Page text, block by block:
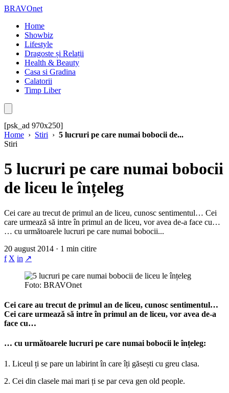
BRAVOnet
Home
Showbiz
Lifestyle
Dragoste și Relații
Health & Beauty
Casa si Gradina
Calatorii
Timp Liber
[psk_ad 970x250]
Home › Stiri › 5 lucruri pe care numai bobocii de...
Stiri
5 lucruri pe care numai bobocii
de liceu le înțeleg
Cei care au trecut de primul an de liceu, cunosc sentimentul… Cei
care urmează să intre în primul an de liceu, vor avea de-a face cu…
… cu următoarele lucruri pe care numai bobocii...
20 august 2014 · 1 min citire
f X in ↗
Foto: BRAVOnet
Cei care au trecut de primul an de liceu, cunosc sentimentul…
Cei care urmează să intre în primul an de liceu, vor avea de-a
face cu…
… cu următoarele lucruri pe care numai bobocii le înțeleg:
1. Liceul ți se pare un labirint în care îți găsești cu greu clasa.
2. Cei din clasele mai mari ți se par ceva gen old people.